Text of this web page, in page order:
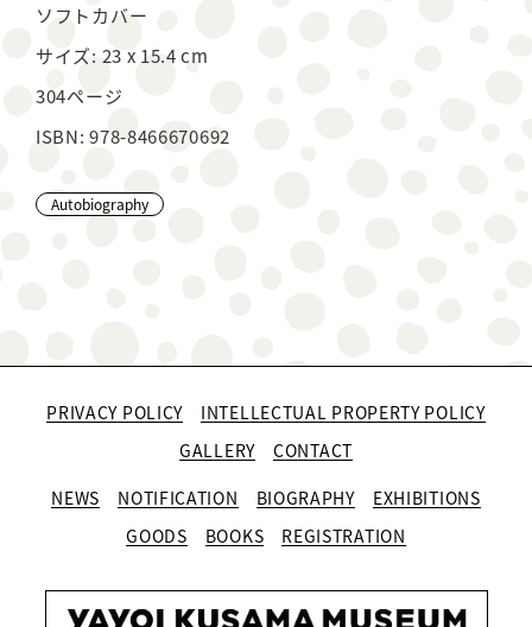
ソフトカバー
サイズ: 23 x 15.4 cm
304ページ
ISBN: 978-8466670692
Autobiography
PRIVACY POLICY
INTELLECTUAL PROPERTY POLICY
GALLERY
CONTACT
NEWS
NOTIFICATION BIOGRAPHY
EXHIBITIONS
GOODS
BOOKS REGISTRATION